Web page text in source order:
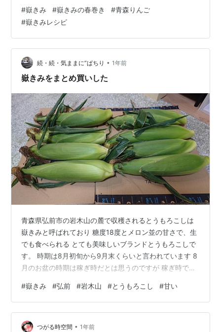
終わり🌽 総菜売り場から買うことも多めの春巻きです
が、手作りするとヘルシーです。 嶽きみ チーズ ハム 春
巻きの皮 作ろうと思ったきっかけは、嶽きみと海老の手
作り春巻きをネット記事で見たから。 海老はないけど、
ハムとチーズなら冷蔵庫にある🧀🌽 家にあるもので手作
りすると、経済的ですね。…
#嶽きみ #嶽きみの春巻き #青森りんご
#嶽きみレシピ
続・続・気ままに”ぱちり • 1年前
嶽きみをまとめ買いした
青森県弘前市の岩木山の麓で収穫されるとうもろこしは
嶽きみと呼ばれており 糖度18度とメロン並の甘さで、生
でも食べられる とても美味しいブランドとうもろこしで
す。 時期は8月初旬から9月末くらいと言われています 8
月のお盆の時期は稼ぎ時だとは思うのですが 稼ぎ時では
お店でもお休みのところが多いのです そんなお盆の時期
国道7号沿いのいつも購入していたお店が休みだったので
本当の産直を買うしかないと岩木山の近くまで行ったわ
けですが それでも半数くらいのお店がしまっており、空
#嶽きみ #弘前 #岩木山 #とうもろこし #甘い
つがる時空間 • 1年前